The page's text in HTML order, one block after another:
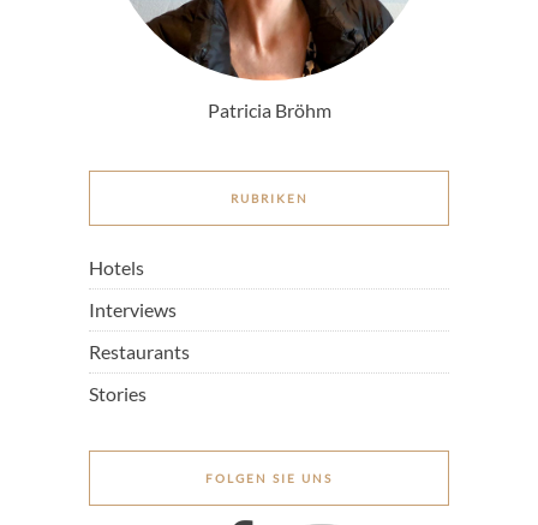
Patricia Bröhm
RUBRIKEN
Hotels
Interviews
Restaurants
Stories
FOLGEN SIE UNS